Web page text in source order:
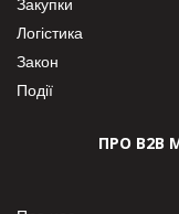
Закупки
Логістика
Закон
Події
ПРО В2В